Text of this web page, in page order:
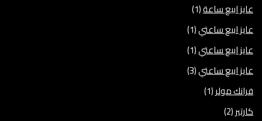
عايز ابيع ساعة(1)
عايز ابيع ساعتي(1)
عايز ابيع ساعتي(1)
عايز ابيع ساعتي(3)
فرانك مولر(1)
كارتير(2)